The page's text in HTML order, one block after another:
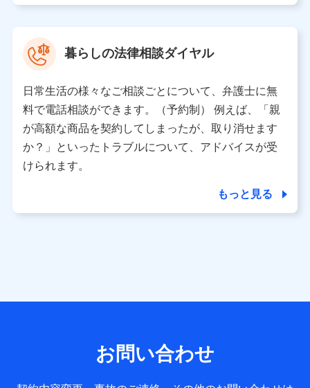
氏名、電話番号、メールアドレス、お客さまの識別子、属
性、連絡先、dポイントサービスのご利用に関する情報。例
として、dポイントカード番号、性別、年齢、家族構成、住
所、dポイント残高、dポイント利用履歴などが含まれます。
利用情報
当社又は株式会社NTTドコモが提供する各種サービスなどの
ご契約・ご利用などに関する情報。例として、当社又は株式
会社NTTドコモが提供する各種サービスのご契約状態・ご利
用履歴インターネット利用時の行動に関する情報、アプリケ
ーション利用時の行動に関する情報、購入されたサービスや
当社又は株式会社NTTドコモが提供する保険関連サービスに
送信履歴などの情報）が含まれます。
暮らしの法律相談ダイヤル
日常生活の様々なご相談ごとについて、弁護士に無
料で電話相談ができます。（予約制） 例えば、「親
が高額な商品を契約してしまったが、取り消せます
か？」といったトラブルについて、アドバイスが受
けられます。
もっと見る
お問い合わせ